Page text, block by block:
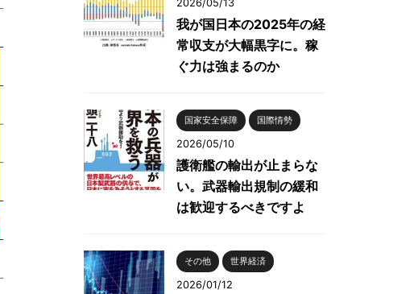
2026/05/13
我が国日本の2025年の経
常収支が大幅黒字に。稼
ぐ力は強まるのか
国家安全保障 国際情勢
2026/05/10
護衛艦の輸出が止まらな
い。武器輸出規制の緩和
は歓迎するべきですよ
その他 世界経済
2026/01/12